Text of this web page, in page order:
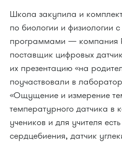
Школа закупила и
по биологии и физиологии
программами — компания
поставщик цифровых
их презентацию «на
поучаствовали в
«Ощущение и измерение
температурного датчика в
учеников и для учителя
сердцебиения, датчик